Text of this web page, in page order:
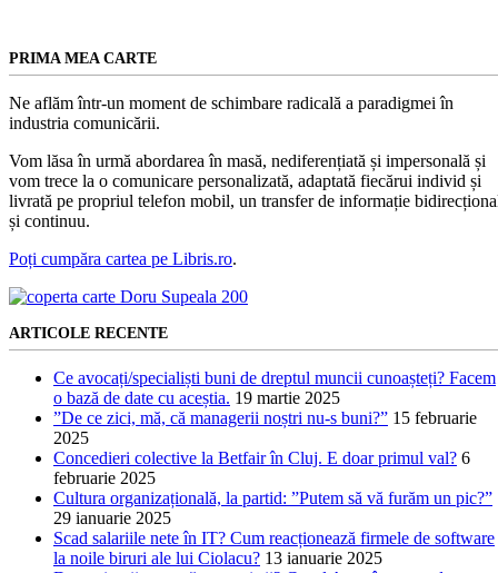
PRIMA MEA CARTE
Ne aflăm într-un moment de schimbare radicală a paradigmei în
industria comunicării.
Vom lăsa în urmă abordarea în masă, nediferențiată și impersonală și
vom trece la o comunicare personalizată, adaptată fiecărui individ și
livrată pe propriul telefon mobil, un transfer de informație
și continuu.
Poți cumpăra cartea pe Libris.ro.
ARTICOLE RECENTE
Ce avocați/specialiști buni de dreptul muncii cunoașteți? Facem
o bază de date cu aceștia. 19 martie 2025
”De ce zici, mă, că managerii noștri nu-s buni?” 15 februarie
2025
Concedieri colective la Betfair în Cluj. E doar primul val? 6
februarie 2025
Cultura organizațională, la partid: ”Putem să vă furăm un pic?”
29 ianuarie 2025
Scad salariile nete în IT? Cum reacționează firmele de software
la noile biruri ale lui Ciolacu? 13 ianuarie 2025